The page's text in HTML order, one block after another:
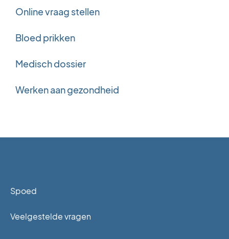
Online vraag stellen
Bloed prikken
Medisch dossier
Werken aan gezondheid
Spoed
Veelgestelde vragen